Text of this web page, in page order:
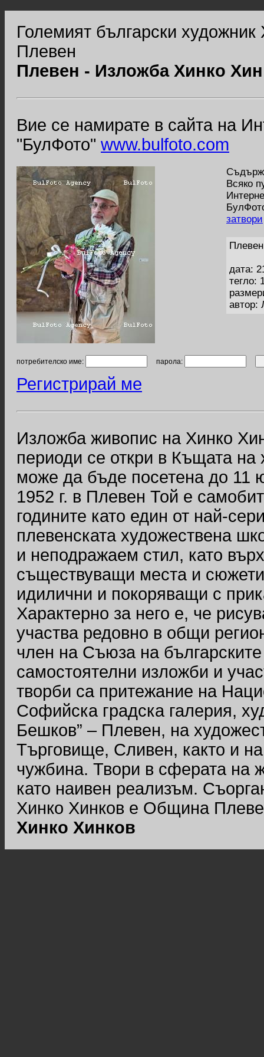
Големият български
Плевен
Плевен - Изложба Хинко
Вие се намирате в сайта на
"БулФото" www.bulfoto.com
Всяко
затвори
дата:
тегло:
автор:
потребителско име: парола:
Регистрирай ме
Изложба живопис на Хинко
периоди се откри в Къщата
може да бъде посетена до 11
1952 г. в Плевен Той е
годините като един от най-
плевенската художествена
и неподражаем стил, като
съществуващи места и
идилични и покоряващи с
Характерно за него е, че
участва редовно в общи
член на Съюза на
самостоятелни изложби и
творби са притежание на
Софийска градска галерия,
Бешков” – Плевен, на
Търговище, Сливен, както и
чужбина. Твори в сферата на
като наивен реализъм.
Хинко Хинков е Община
Хинко Хинков